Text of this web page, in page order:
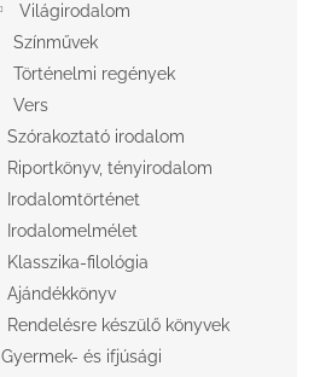
Világirodalom
Színművek
Történelmi regények
Vers
Szórakoztató irodalom
Riportkönyv, tényirodalom
Irodalomtörténet
Irodalomelmélet
Klasszika-filológia
Ajándékkönyv
Rendelésre készülő könyvek
Gyermek- és ifjúsági